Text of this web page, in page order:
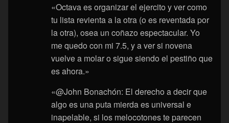
«Octava es organizar el ejercito y ver como
tu lista revienta a la otra (o es reventada por
la otra), osea un coñazo espectacular. Yo
me quedo con mi 7.5, y a ver si novena
vuelve a molar o sigue siendo el pestiño que
es ahora.»
«@John Bonachón: El derecho a decir que
algo es una puta mierda es universal e
inapelable, si los melocotones te parecen